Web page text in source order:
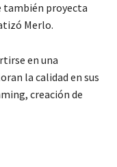
también proyecta
Merlo.
en una
la calidad en sus
creación de